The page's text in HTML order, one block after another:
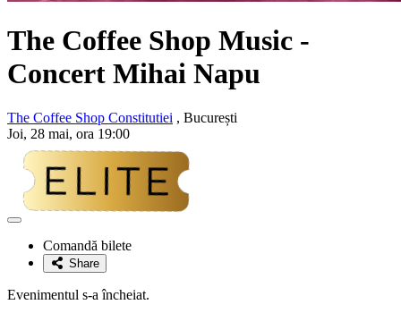
The Coffee Shop Music -
Concert Mihai Napu
The Coffee Shop Constitutiei , București
Joi, 28 mai, ora 19:00
Adaugă
favoriteComandă bilete
Share
Evenimentul s-a încheiat.